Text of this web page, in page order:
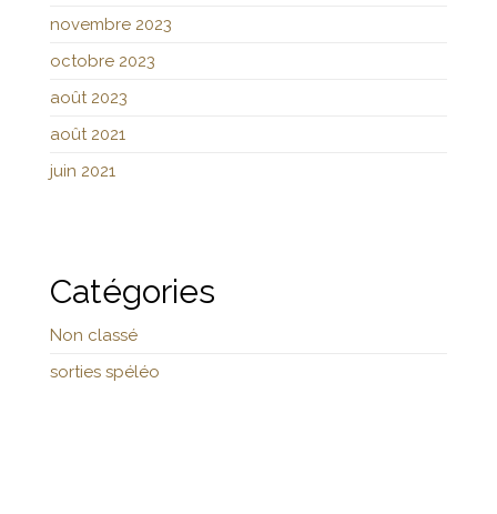
novembre 2023
octobre 2023
août 2023
août 2021
juin 2021
Catégories
Non classé
sorties spéléo